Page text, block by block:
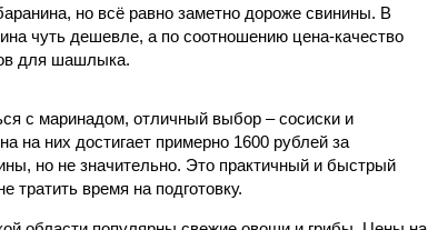
но всё равно заметно дороже свинины. В
чуть дешевле, а по соотношению цена-качество
для шашлыка.
с маринадом, отличный выбор – сосиски и
на них достигает примерно 1600 рублей за
но не значительно. Это практичный и быстрый
тратить время на подготовку.